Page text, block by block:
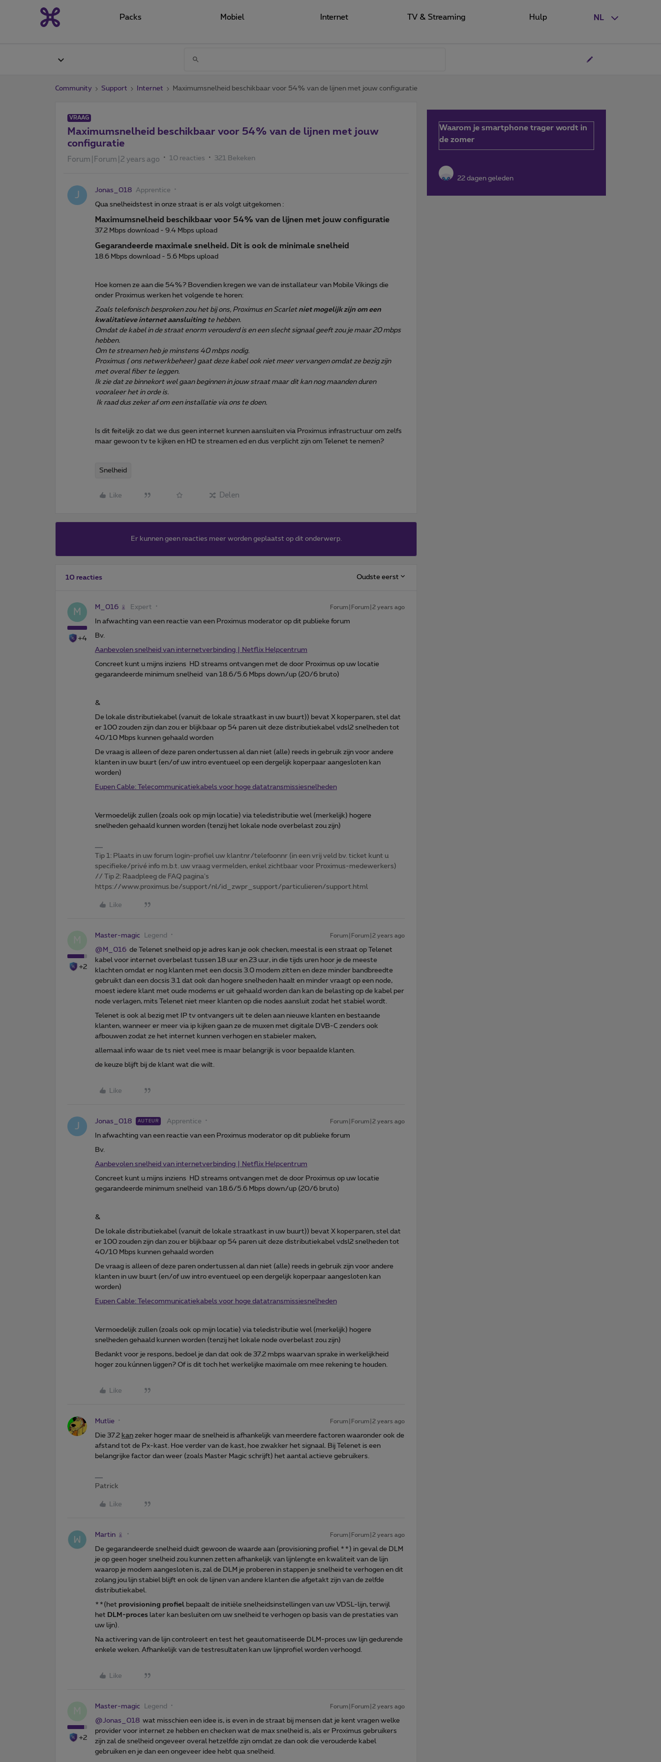
NL
Packs Mobiel Internet TV & Streaming Hulp
Community Support Internet Maximumsnelheid beschikbaar voor 54% van de lijnen met jouw configuratie
VRAAG
Maximumsnelheid beschikbaar voor 54% van de lijnen met jouw
configuratie
Forum|Forum|2 years ago 10 reacties 321 Bekeken
J Jonas_018 Apprentice
Qua snelheidstest in onze straat is er als volgt uitgekomen :
Maximumsnelheid beschikbaar voor 54% van de lijnen met jouw configuratie
37.2 Mbps download - 9.4 Mbps upload
Gegarandeerde maximale snelheid. Dit is ook de minimale snelheid
18.6 Mbps download - 5.6 Mbps upload
Hoe komen ze aan die 54%? Bovendien kregen we van de installateur van Mobile Vikings die
onder Proximus werken het volgende te horen:
Zoals telefonisch besproken zou het bij ons, Proximus en Scarlet niet mogelijk zijn om een
kwalitatieve internet aansluitingte hebben.
Omdat de kabel in de straat enorm verouderd is en een slecht signaal geeft zou je maar 20 mbps
hebben.
Om te streamen heb je minstens 40 mbps nodig.
Proximus ( ons netwerkbeheer) gaat deze kabel ook niet meer vervangen omdat ze bezig zijn
met overal fiber te leggen.
Ik zie dat ze binnekort wel gaan beginnen in jouw straat maar dit kan nog maanden duren
vooraleer het in orde is.
Ik raad dus zeker af om een installatie via ons te doen.
Is dit feitelijk zo dat we dus geen internet kunnen aansluiten via Proximus infrastructuur om zelfs
maar gewoon tv te kijken en HD te streamen ed en dus verplicht zijn om Telenet te nemen?
Snelheid
Like Delen
Er kunnen geen reacties meer worden geplaatst op dit onderwerp.
10 reacties Oudste eerst
M
+4
M_016 Expert Forum|Forum|2 years ago
In afwachting van een reactie van een Proximus moderator op dit publieke forum
Bv.
Aanbevolen snelheid van internetverbinding | Netflix Helpcentrum
Concreet kunt u mijns inziens HD streams ontvangen met de door Proximus op uw locatie
gegarandeerde minimum snelheid van 18.6/5.6 Mbps down/up (20/6 bruto)
&
De lokale distributiekabel (vanuit de lokale straatkast in uw buurt)) bevat X koperparen, stel dat
er 100 zouden zijn dan zou er blijkbaar op 54 paren uit deze distributiekabel vdsl2 snelheden tot
40/10 Mbps kunnen gehaald worden
De vraag is alleen of deze paren ondertussen al dan niet (alle) reeds in gebruik zijn voor andere
klanten in uw buurt (en/of uw intro eventueel op een dergelijk koperpaar aangesloten kan
worden)
Eupen Cable: Telecommunicatiekabels voor hoge datatransmissiesnelheden
Vermoedelijk zullen (zoals ook op mijn locatie) via teledistributie wel (merkelijk) hogere
snelheden gehaald kunnen worden (tenzij het lokale node overbelast zou zijn)
Tip 1: Plaats in uw forum login-profiel uw klantnr/telefoonnr (in een vrij veld bv. ticket kunt u
specifieke/privé info m.b.t. uw vraag vermelden, enkel zichtbaar voor Proximus-medewerkers)
// Tip 2: Raadpleeg de FAQ pagina's
https://www.proximus.be/support/nl/id_zwpr_support/particulieren/support.html
Like
+2
Master-magic Legend Forum|Forum|2 years ago
@M_016 de Telenet snelheid op je adres kan je ook checken, meestal is een straat op Telenet
kabel voor internet overbelast tussen 18 uur en 23 uur, in die tijds uren hoor je de meeste
klachten omdat er nog klanten met een docsis 3.0 modem zitten en deze minder bandbreedte
gebruikt dan een docsis 3.1 dat ook dan hogere snelheden haalt en minder vraagt op een node,
moest iedere klant met oude modems er uit gehaald worden dan kan de belasting op de kabel per
node verlagen, mits Telenet niet meer klanten op die nodes aansluit zodat het stabiel wordt.
Telenet is ook al bezig met IP tv ontvangers uit te delen aan nieuwe klanten en bestaande
klanten, wanneer er meer via ip kijken gaan ze de muxen met digitale DVB-C zenders ook
afbouwen zodat ze het internet kunnen verhogen en stabieler maken,
allemaal info waar de ts niet veel mee is maar belangrijk is voor bepaalde klanten.
de keuze blijft bij de klant wat die wilt.
Like
J Jonas_018 AUTEUR Apprentice Forum|Forum|2 years ago
In afwachting van een reactie van een Proximus moderator op dit publieke forum
Bv.
Aanbevolen snelheid van internetverbinding | Netflix Helpcentrum
Concreet kunt u mijns inziens HD streams ontvangen met de door Proximus op uw locatie
gegarandeerde minimum snelheid van 18.6/5.6 Mbps down/up (20/6 bruto)
&
De lokale distributiekabel (vanuit de lokale straatkast in uw buurt)) bevat X koperparen, stel dat
er 100 zouden zijn dan zou er blijkbaar op 54 paren uit deze distributiekabel vdsl2 snelheden tot
40/10 Mbps kunnen gehaald worden
De vraag is alleen of deze paren ondertussen al dan niet (alle) reeds in gebruik zijn voor andere
klanten in uw buurt (en/of uw intro eventueel op een dergelijk koperpaar aangesloten kan
worden)
Eupen Cable: Telecommunicatiekabels voor hoge datatransmissiesnelheden
Vermoedelijk zullen (zoals ook op mijn locatie) via teledistributie wel (merkelijk) hogere
snelheden gehaald kunnen worden (tenzij het lokale node overbelast zou zijn)
Bedankt voor je respons, bedoel je dan dat ook de 37.2 mbps waarvan sprake in werkelijkheid
hoger zou kúnnen liggen? Of is dit toch het werkelijke maximale om mee rekening te houden.
Like
Mutlie Forum|Forum|2 years ago
Die 37.2 kan zeker hoger maar de snelheid is afhankelijk van meerdere factoren waaronder ook de
afstand tot de Px-kast. Hoe verder van de kast, hoe zwakker het signaal. Bij Telenet is een
belangrijke factor dan weer (zoals Master Magic schrijft) het aantal actieve gebruikers.
Patrick
Like
Martin Forum|Forum|2 years ago
De gegarandeerde snelheid duidt gewoon de waarde aan (provisioning profiel **) in geval de DLM
je op geen hoger snelheid zou kunnen zetten afhankelijk van lijnlengte en kwaliteit van de lijn
waarop je modem aangesloten is, zal de DLM je proberen in stappen je snelheid te verhogen en dit
zolang jou lijn stabiel blijft en ook de lijnen van andere klanten die afgetakt zijn van de zelfde
distributiekabel.
**(het provisioning profiel bepaalt de initiële snelheidsinstellingen van uw VDSL-lijn, terwijl
het DLM-proces later kan besluiten om uw snelheid te verhogen op basis van de prestaties van
uw lijn).
Na activering van de lijn controleert en test het geautomatiseerde DLM-proces uw lijn gedurende
enkele weken. Afhankelijk van de testresultaten kan uw lijnprofiel worden verhoogd.
Like
+2
Master-magic Legend Forum|Forum|2 years ago
@Jonas_018 wat misschien een idee is, is even in de straat bij mensen dat je kent vragen welke
provider voor internet ze hebben en checken wat de max snelheid is, als er Proximus gebruikers
zijn zal de snelheid ongeveer overal hetzelfde zijn omdat ze dan ook die verouderde kabel
gebruiken en je dan een ongeveer idee hebt qua snelheid.
Waarom je smartphone trager wordt in
de zomer
22 dagen geleden